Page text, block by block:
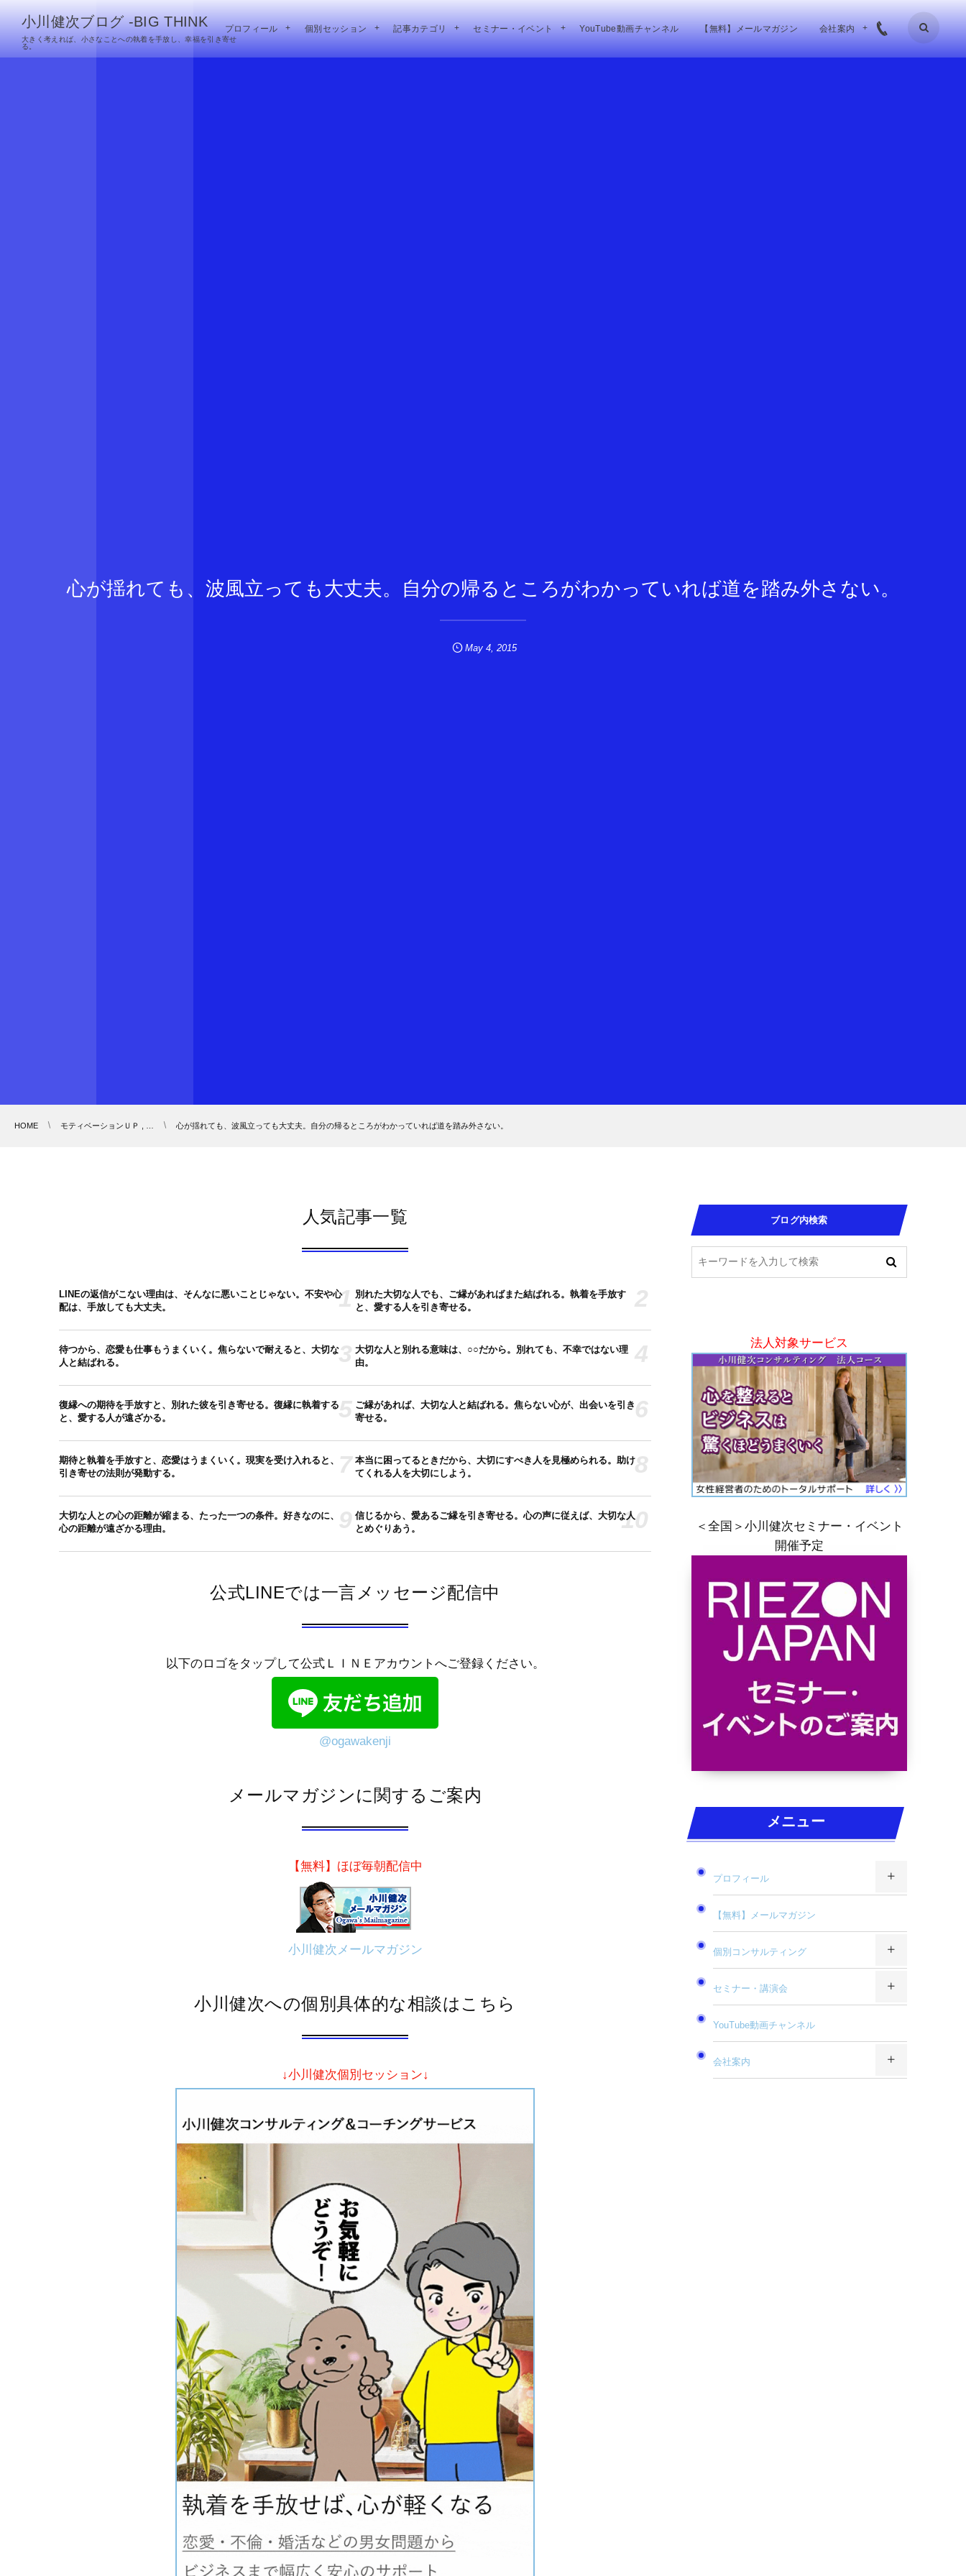
小川健次ブログ -BIG THINK
大きく考えれば、小さなことへの執着を手放し、幸福を引き寄せ
る。
プロフィール 個別セッション 記事カテゴリ セミナー・イベント YouTube動画チャンネル 【無料】メールマガジン 会社案内
心が揺れても、波風立っても大丈夫。自分の帰るところがわかっていれば道を踏み外さない。
May 4, 2015
HOME モティベーションＵＰ , … 心が揺れても、波風立っても大丈夫。自分の帰るところがわかっていれば道を踏み外さない。
人気記事一覧
LINEの返信がこない理由は、そんなに悪いことじゃない。不安や心
配は、手放しても大丈夫。
1 別れた大切な人でも、ご縁があればまた結ばれる。執着を手放す
と、愛する人を引き寄せる。
2
待つから、恋愛も仕事もうまくいく。焦らないで耐えると、大切な
人と結ばれる。
3 大切な人と別れる意味は、○○だから。別れても、不幸ではない理
由。
4
復縁への期待を手放すと、別れた彼を引き寄せる。復縁に執着する
と、愛する人が遠ざかる。
5 ご縁があれば、大切な人と結ばれる。焦らない心が、出会いを引き
寄せる。
6
期待と執着を手放すと、恋愛はうまくいく。現実を受け入れると、
引き寄せの法則が発動する。
7 本当に困ってるときだから、大切にすべき人を見極められる。助け
てくれる人を大切にしよう。
8
大切な人との心の距離が縮まる、たった一つの条件。好きなのに、
心の距離が遠ざかる理由。
9 信じるから、愛あるご縁を引き寄せる。心の声に従えば、大切な人
とめぐりあう。
10
公式LINEでは一言メッセージ配信中
以下のロゴをタップして公式ＬＩＮＥアカウントへご登録ください。
@ogawakenji
メールマガジンに関するご案内
【無料】ほぼ毎朝配信中
小川健次メールマガジン
小川健次への個別具体的な相談はこちら
↓小川健次個別セッション↓
ブログ内検索
法人対象サービス
＜全国＞小川健次セミナー・イベント
開催予定
メニュー
プロフィール
【無料】メールマガジン
個別コンサルティング
セミナー・講演会
YouTube動画チャンネル
会社案内